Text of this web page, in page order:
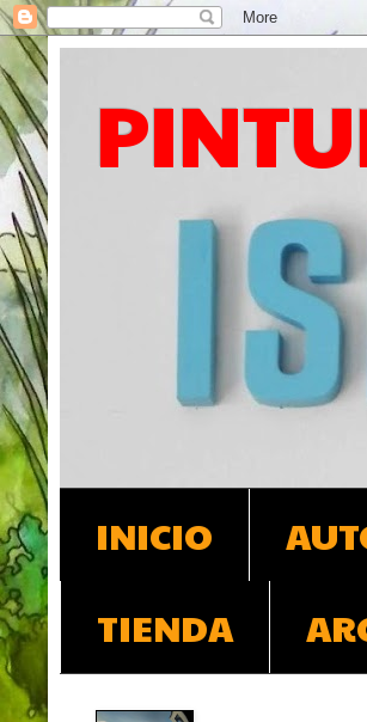
INICIO
TIENDA